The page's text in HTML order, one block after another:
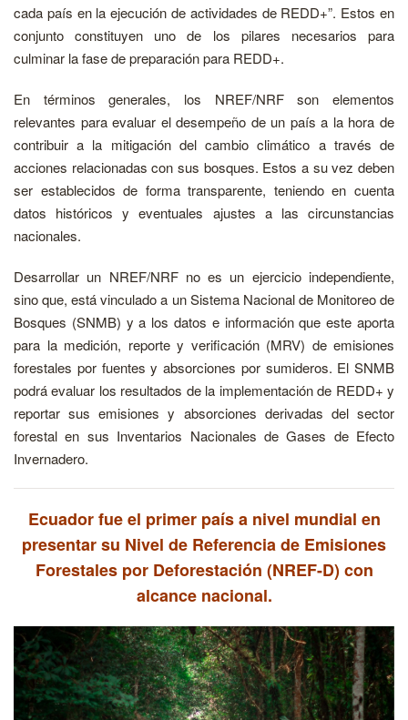
cada país en la ejecución de actividades de REDD+”. Estos en
conjunto constituyen uno de los pilares necesarios para
culminar la fase de preparación para REDD+.
En términos generales, los NREF/NRF son elementos
relevantes para evaluar el desempeño de un país a la hora de
contribuir a la mitigación del cambio climático a través de
acciones relacionadas con sus bosques. Estos a su vez deben
ser establecidos de forma transparente, teniendo en cuenta
datos históricos y eventuales ajustes a las circunstancias
nacionales.
Desarrollar un NREF/NRF no es un ejercicio independiente,
sino que, está vinculado a un Sistema Nacional de Monitoreo de
Bosques (SNMB) y a los datos e información que este aporta
para la medición, reporte y verificación (MRV) de emisiones
forestales por fuentes y absorciones por sumideros. El SNMB
podrá evaluar los resultados de la implementación de REDD+ y
reportar sus emisiones y absorciones derivadas del sector
forestal en sus Inventarios Nacionales de Gases de Efecto
Invernadero.
Ecuador fue el primer país a nivel mundial en
presentar su Nivel de Referencia de Emisiones
Forestales por Deforestación (NREF-D) con
alcance nacional.